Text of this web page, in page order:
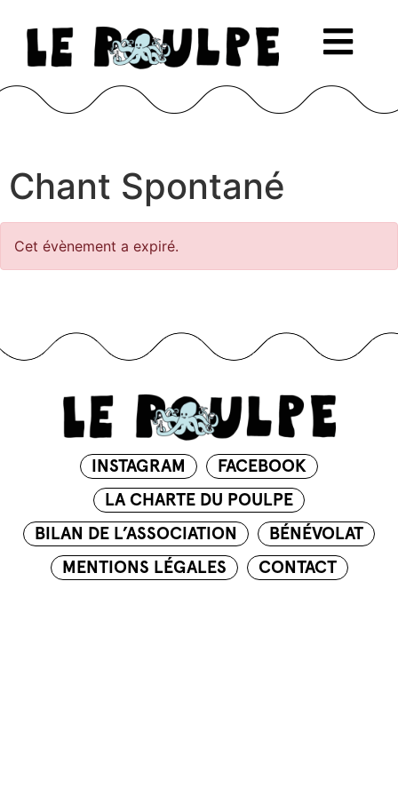
Chant Spontané
Cet évènement a expiré.
INSTAGRAM
FACEBOOK
LA CHARTE DU POULPE
BILAN DE L’ASSOCIATION
BÉNÉVOLAT
MENTIONS LÉGALES
CONTACT